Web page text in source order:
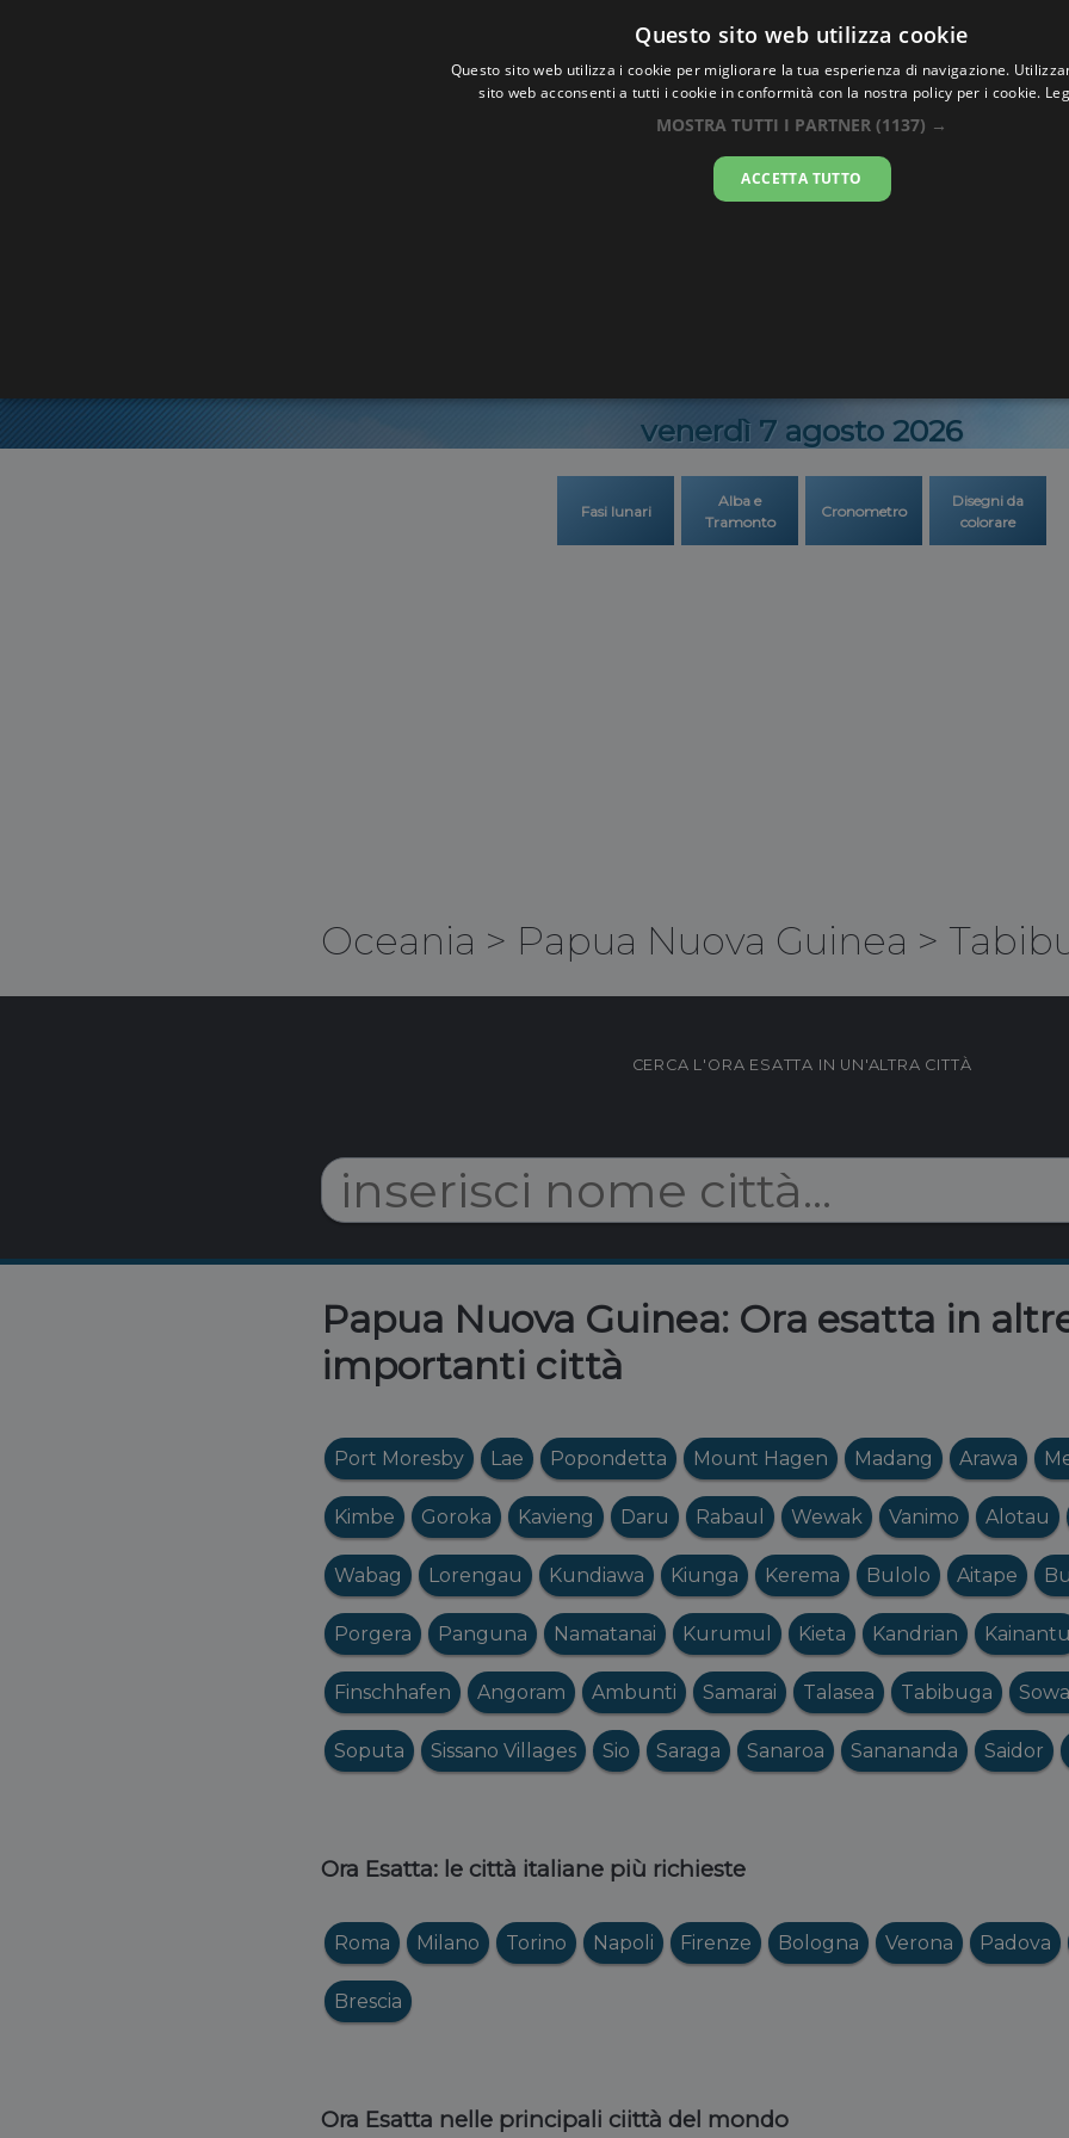
Oraesatta.co
Ora Esatta
venerdì 7 agosto 2026
Fasi lunari
Alba e
Tramonto
Cronometro
Disegni da
colorare
Oceania > Papua Nuova Guinea >
CERCA L'ORA ESATTA IN UN'ALTRA CITTÀ
Papua Nuova Guinea: Ora esatta in
importanti città
Port Moresby Lae Popondetta Mount Hagen Madang Arawa
Kimbe Goroka Kavieng Daru Rabaul Wewak Vanimo Alotau
Wabag Lorengau Kundiawa Kiunga Kerema Bulolo Aitape
Porgera Panguna Namatanai Kurumul Kieta Kandrian
Finschhafen Angoram Ambunti Samarai Talasea Tabibuga
Soputa Sissano Villages Sio Saraga Sanaroa Sanananda Saidor
Ora Esatta: le città italiane più richieste
Roma Milano Torino Napoli Firenze Bologna Verona Padova
Brescia
Ora Esatta nelle principali ciittà del mondo
Questo sito web utilizza cookie
Questo sito web utilizza i cookie per migliorare la tua esperienza di navigazione.
sito web acconsenti a tutti i cookie in conformità con la nostra policy per i cookie.
MOSTRA TUTTI I PARTNER (1137) →
ACCETTA TUTTO